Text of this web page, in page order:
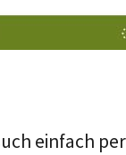
einfach